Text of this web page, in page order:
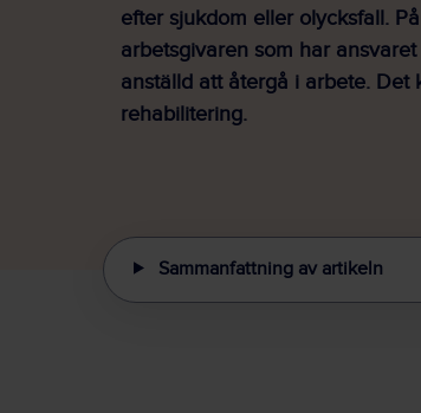
efter sjukdom eller olycksfall.
arbetsgivaren som har
anställd att återgå i arbete. Det
rehabilitering.
Sammanfattning av artikeln